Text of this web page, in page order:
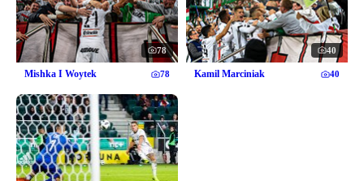
78
Mishka I Woytek 78
40
Kamil Marciniak 40